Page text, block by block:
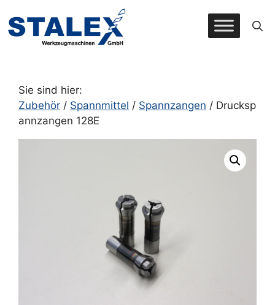
Inhalt
springen
Sie sind hier:
Zubehör / Spannmittel / Spannzangen / Drucksp
annzangen 128E